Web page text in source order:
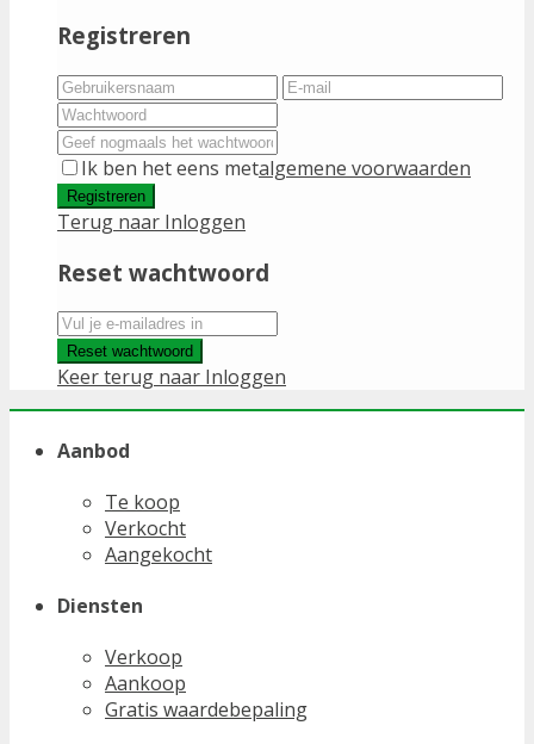
Registreren
Ik ben het eens metalgemene voorwaarden
Registreren
Terug naar Inloggen
Reset wachtwoord
Reset wachtwoord
Keer terug naar Inloggen
Aanbod
Te koop
Verkocht
Aangekocht
Diensten
Verkoop
Aankoop
Gratis waardebepaling